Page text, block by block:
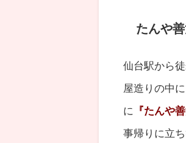
たんや
仙台駅から
屋造りの中
に 『たんや
事帰りに立